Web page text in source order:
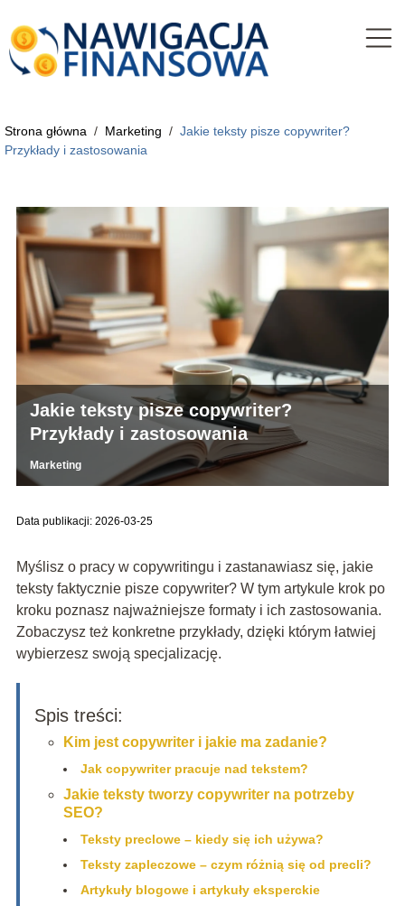
Strona główna / Marketing / Jakie teksty pisze copywriter?
Przykłady i zastosowania
Jakie teksty pisze copywriter?
Przykłady i zastosowania
Marketing
Data publikacji: 2026-03-25
Myślisz o pracy w copywritingu i zastanawiasz się, jakie
teksty faktycznie pisze copywriter? W tym artykule krok po
kroku poznasz najważniejsze formaty i ich zastosowania.
Zobaczysz też konkretne przykłady, dzięki którym łatwiej
wybierzesz swoją specjalizację.
Spis treści:
Kim jest copywriter i jakie ma zadanie?
Jak copywriter pracuje nad tekstem?
Jakie teksty tworzy copywriter na potrzeby
SEO?
Teksty preclowe – kiedy się ich używa?
Teksty zapleczowe – czym różnią się od precli?
Artykuły blogowe i artykuły eksperckie